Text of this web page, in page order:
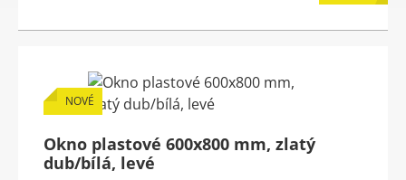
NOVÉ
Okno plastové 600x800 mm, zlatý
dub/bílá, levé